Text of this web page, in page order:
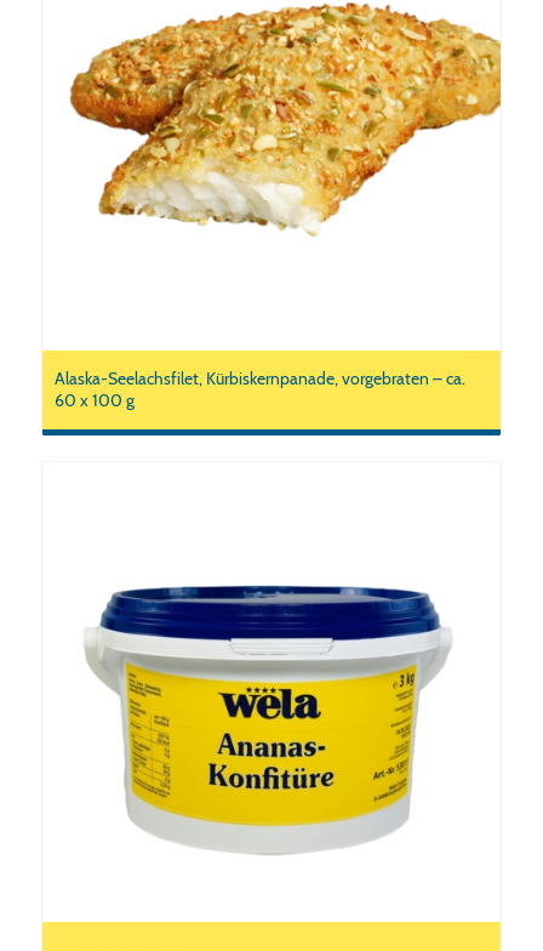
Alaska-Seelachsfilet, Kürbiskernpanade, vorgebraten – ca.
60 x 100 g